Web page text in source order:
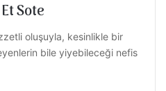
Sote
oluşuyla, kesinlikle bir
bile yiyebileceği nefis